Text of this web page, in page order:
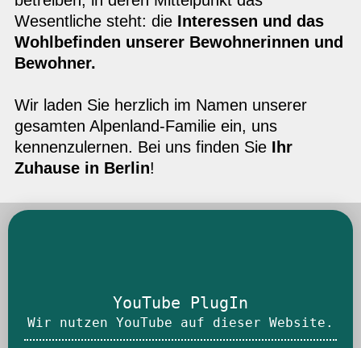
Wesentliche steht: die Interessen und das
Wohlbefinden unserer Bewohnerinnen und
Bewohner.
Wir laden Sie herzlich im Namen unserer
gesamten Alpenland-Familie ein, uns
kennenzulernen. Bei uns finden Sie Ihr
Zuhause in Berlin!
YouTube PlugIn
Wir nutzen YouTube auf dieser Website.